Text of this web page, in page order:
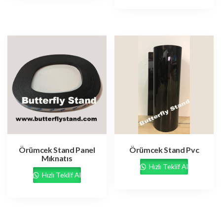
Örümcek Stand Panel
Mıknatıs
Hızlı Teklif Al
Örümcek Stand Pvc
Hızlı Teklif Al